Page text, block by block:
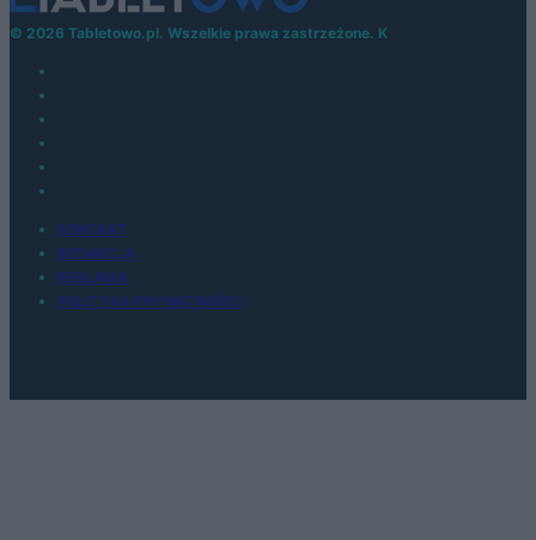
© 2026 Tabletowo.pl. Wszelkie prawa zastrzeżone. K
KONTAKT
REDAKCJA
REKLAMA
POLITYKA PRYWATNOŚCI